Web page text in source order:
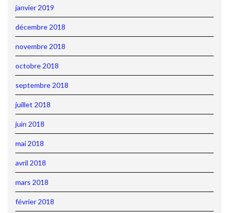
janvier 2019
décembre 2018
novembre 2018
octobre 2018
septembre 2018
juillet 2018
juin 2018
mai 2018
avril 2018
mars 2018
février 2018